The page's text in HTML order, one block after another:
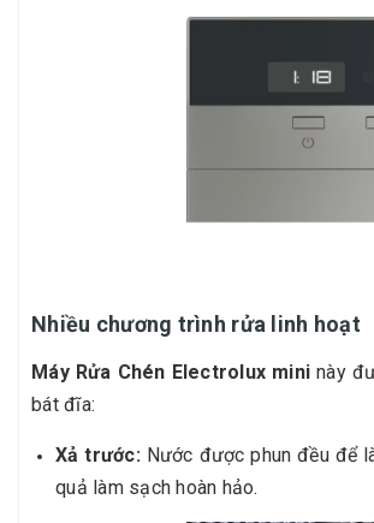
Nhiều chương trình rửa linh hoạt
Máy Rửa Chén Electrolux mini này
bát đĩa:
Xả trước: Nước được phun đều để
quả làm sạch hoàn hảo.